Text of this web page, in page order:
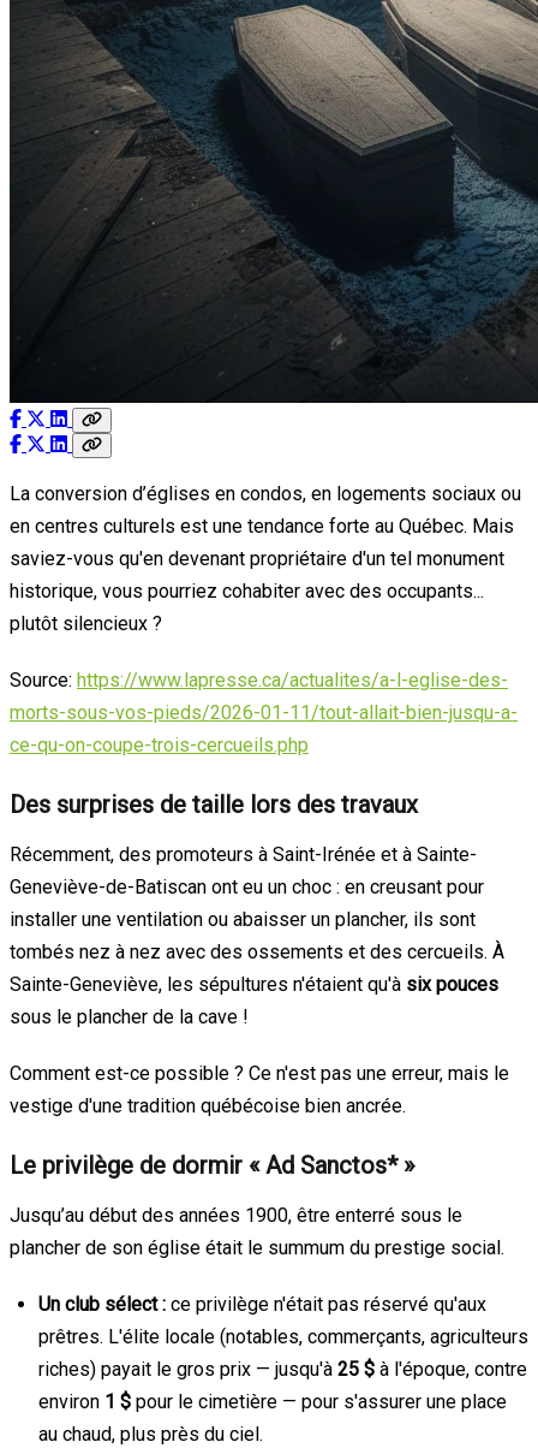
La conversion d’églises en condos, en logements sociaux ou
en centres culturels est une tendance forte au Québec. Mais
saviez-vous qu'en devenant propriétaire d'un tel monument
historique, vous pourriez cohabiter avec des occupants...
plutôt silencieux ?
Source: https://www.lapresse.ca/actualites/a-l-eglise-des-
morts-sous-vos-pieds/2026-01-11/tout-allait-bien-jusqu-a-
ce-qu-on-coupe-trois-cercueils.php
Des surprises de taille lors des travaux
Récemment, des promoteurs à Saint-Irénée et à Sainte-
Geneviève-de-Batiscan ont eu un choc : en creusant pour
installer une ventilation ou abaisser un plancher, ils sont
tombés nez à nez avec des ossements et des cercueils. À
Sainte-Geneviève, les sépultures n'étaient qu'à six pouces
sous le plancher de la cave !
Comment est-ce possible ? Ce n'est pas une erreur, mais le
vestige d'une tradition québécoise bien ancrée.
Le privilège de dormir « Ad Sanctos* »
Jusqu’au début des années 1900, être enterré sous le
plancher de son église était le summum du prestige social.
Un club sélect : ce privilège n'était pas réservé qu'aux
prêtres. L'élite locale (notables, commerçants, agriculteurs
riches) payait le gros prix — jusqu'à 25 $ à l'époque, contre
environ 1 $ pour le cimetière — pour s'assurer une place
au chaud, plus près du ciel.